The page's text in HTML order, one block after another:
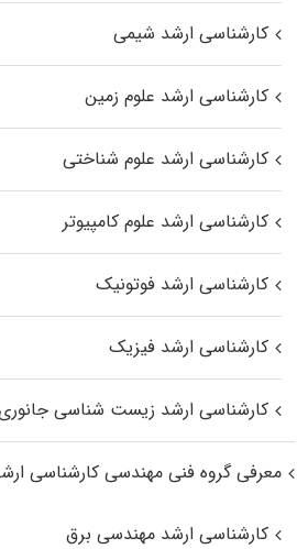
کارشناسی ارشد شیمی
کارشناسی ارشد علوم زمین
کارشناسی ارشد علوم شناختی
کارشناسی ارشد علوم کامپیوتر
کارشناسی ارشد فوتونیک
کارشناسی ارشد فیزیک
کارشناسی ارشد زیست‌ شناسی
معرفی گروه فنی مهندسی کارشناسی
کارشناسی ارشد مهندسی برق